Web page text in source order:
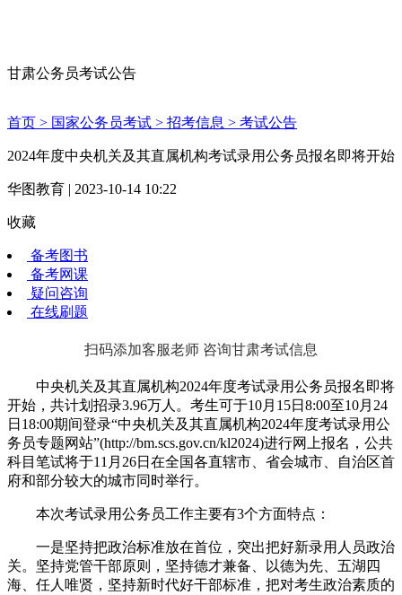
甘肃公务员考试公告
首页 > 国家公务员考试 > 招考信息 > 考试公告
2024年度中央机关及其直属机构考试录用公务员报名即将开始
华图教育 | 2023-10-14 10:22
收藏
备考图书
备考网课
疑问咨询
在线刷题
扫码添加客服老师 咨询甘肃考试信息
中央机关及其直属机构2024年度考试录用公务员报名即将
开始，共计划招录3.96万人。考生可于10月15日8:00至10月24
日18:00期间登录“中央机关及其直属机构2024年度考试录用公
务员专题网站”(http://bm.scs.gov.cn/kl2024)进行网上报名，公共
科目笔试将于11月26日在全国各直辖市、省会城市、自治区首
府和部分较大的城市同时举行。
本次考试录用公务员工作主要有3个方面特点：
一是坚持把政治标准放在首位，突出把好新录用人员政治
关。坚持党管干部原则，坚持德才兼备、以德为先、五湖四
海、任人唯贤，坚持新时代好干部标准，把对考生政治素质的